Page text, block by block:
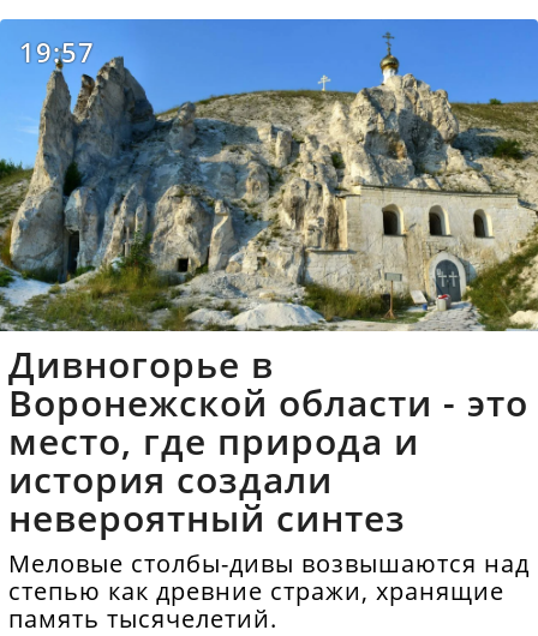
19:57
Дивногорье в
Воронежской области - это
место, где природа и
история создали
невероятный синтез
Меловые столбы-дивы возвышаются над
степью как древние стражи, хранящие
память тысячелетий.